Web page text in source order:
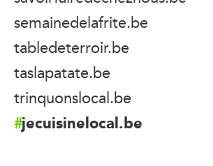
semainedelafrite.be
tabledeterroir.be
taslapatate.be
trinquonslocal.be
jecuisinelocal.be